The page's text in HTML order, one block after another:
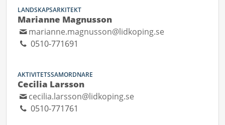
LANDSKAPSARKITEKT
Marianne Magnusson
marianne.magnusson@lidkoping.se
0510-771691
AKTIVITETSSAMORDNARE
Cecilia Larsson
cecilia.larsson@lidkoping.se
0510-771761